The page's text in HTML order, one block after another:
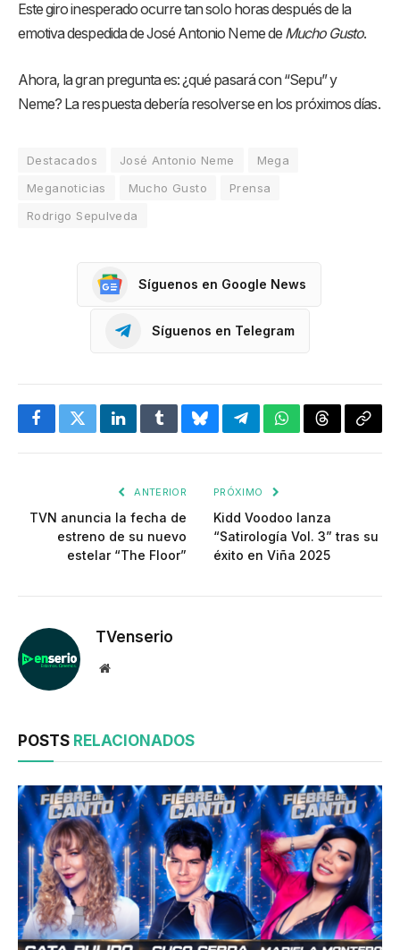
Este giro inesperado ocurre tan solo horas después de la
emotiva despedida de José Antonio Neme de Mucho Gusto.
Ahora, la gran pregunta es: ¿qué pasará con “Sepu” y
Neme? La respuesta debería resolverse en los próximos días.
Destacados José Antonio Neme
Mega
Meganoticias
Mucho Gusto
Prensa
Rodrigo Sepulveda
Síguenos en Google News
Síguenos en Telegram
FacebookTwitterLinkedInTumblrBlueskyTelegramWhatsApp
Threads
ANTERIOR
TVN anuncia la fecha de
estreno de su nuevo
estelar “The Floor”
PRÓXIMO
Kidd Voodoo lanza
“Satirología Vol. 3” tras su
éxito en Viña 2025
TVenserio
Website
POSTS RELACIONADOS